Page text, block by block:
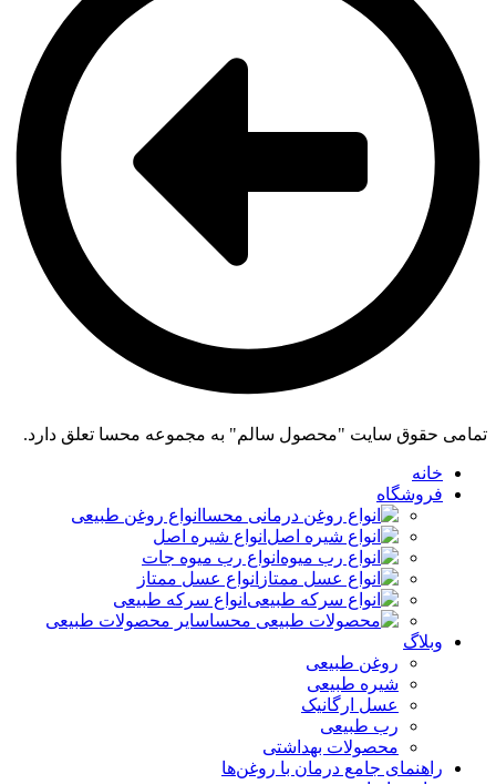
تمامی حقوق سایت "محصول سالم" به مجموعه محسا تعلق دارد.
خانه
فروشگاه
انواع روغن طبیعی
انواع شیره اصل
انواع رب میوه جات
انواع عسل ممتاز
انواع سرکه طبیعی
سایر محصولات طبیعی
وبلاگ
روغن طبیعی
شیره طبیعی
عسل ارگانیک
رب طبیعی
محصولات بهداشتی
راهنمای جامع درمان با روغن‌ها